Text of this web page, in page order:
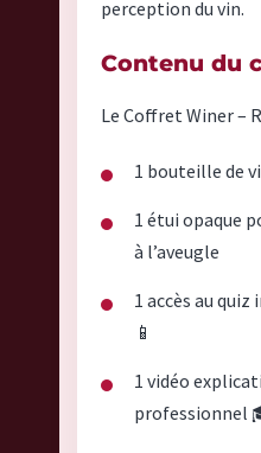
perception du vin.
Contenu du
Le Coffret Winer –
1 bouteille de
1 étui opaque
à l’aveugle
1 accès au
📱
1 vidéo
professionnel